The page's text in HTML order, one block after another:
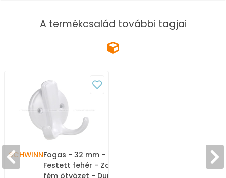
A termékcsalád további tagjai
SCHWINNFogas - 32 mm - 2681 -
Festett fehér - Zamak
fém ötvözet - Dupla